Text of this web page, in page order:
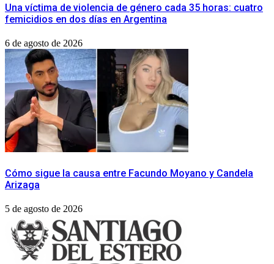
Una víctima de violencia de género cada 35 horas: cuatro
femicidios en dos días en Argentina
6 de agosto de 2026
Cómo sigue la causa entre Facundo Moyano y Candela
Arizaga
5 de agosto de 2026